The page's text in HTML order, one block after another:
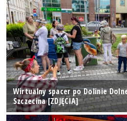
Wirtualny spacer po Dolinie
Szczecina [ZDJĘCIA]